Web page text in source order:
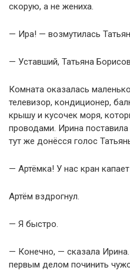
скорую, а не жениха.
— Ира! — возмутилась
— Уставший, Татьяна
Комната оказалась
телевизор, кондиционер,
крышу и кусочек моря,
проводами. Ирина
тут же донёсся голос
— Артёмка! У нас кран
Артём вздрогнул.
— Я быстро.
— Конечно, — сказала
первым делом починить